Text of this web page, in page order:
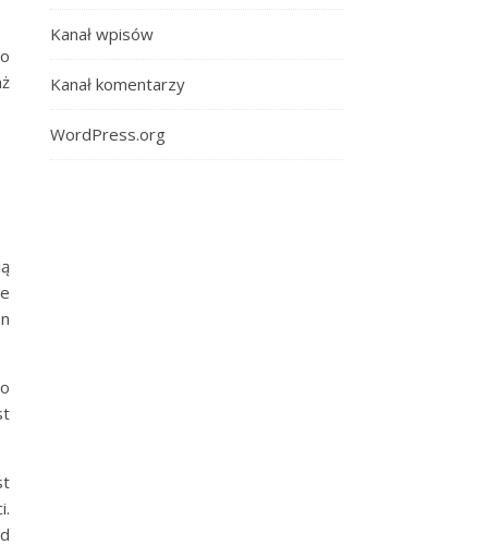
Kanał wpisów
Kanał komentarzy
WordPress.org